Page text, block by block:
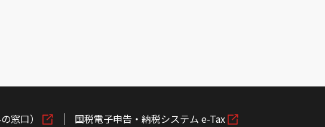
窓口） 国税電子申告・納税システム e-Tax